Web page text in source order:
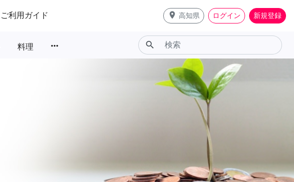
ご利用ガイド place 高知県 ログイン 新規登録
料理 more_horiz search